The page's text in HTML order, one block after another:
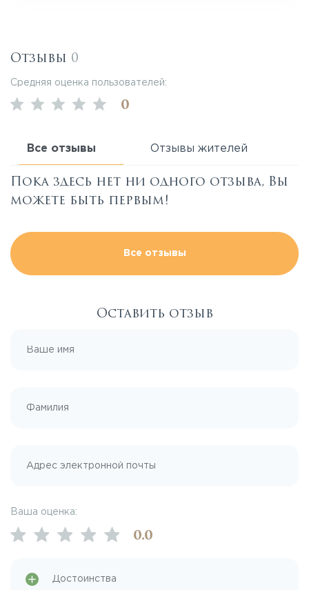
Отзывы 0
Средняя оценка пользователей:
0
Все отзывы Отзывы жителей
Пока здесь нет ни одного отзыва, Вы
можете быть первым!
Все отзывы
Оставить отзыв
Ваша оценка:
0.0